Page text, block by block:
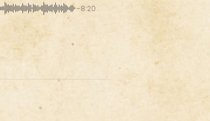
-8:20